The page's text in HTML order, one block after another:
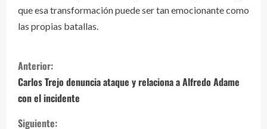
que esa transformación puede ser tan emocionante como
las propias batallas.
S
i
g
Anterior:
Carlos Trejo denuncia ataque y relaciona a Alfredo Adame
con el incidente
Siguiente: